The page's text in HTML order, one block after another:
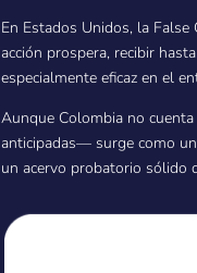
En Estados Unidos, la
acción prospera, recibir
especialmente eficaz en el
Aunque Colombia no
anticipadas— surge como
un acervo probatorio sólido